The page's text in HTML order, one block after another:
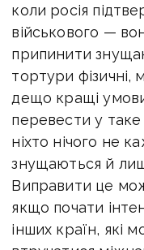
коли росія
військового —
припинити
тортури фізичні,
дещо кращі умови
перевести у таке
ніхто нічого не
знущаються й
Виправити це
якщо почати
інших країн, які